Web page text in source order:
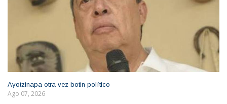
Ayotzinapa otra vez botin político
Ago 07, 2026